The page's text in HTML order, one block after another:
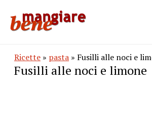
Ricette » pasta » Fusilli alle noci e
Fusilli alle noci e limone